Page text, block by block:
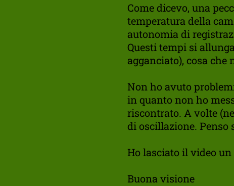
Come dicevo, una
temperatura della
autonomia di
Questi tempi si
agganciato), cosa
Non ho avuto
in quanto non ho
riscontrato. A volte
di oscillazione.
Ho lasciato il video
Buona visione